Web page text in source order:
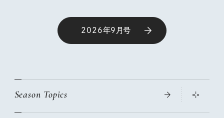
2026年9月号
Season Topics